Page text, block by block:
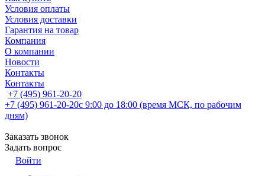
Условия оплаты
Условия доставки
Гарантия на товар
Компания
О компании
Новости
Контакты
Контакты
+7 (495) 961-20-20
+7 (495) 961-20-20с 9:00 до 18:00 (время МСК, по рабочим
дням)
Заказать звонок
Задать вопрос
Войти